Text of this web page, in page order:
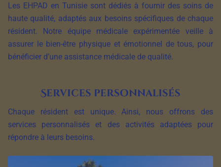
Les EHPAD en Tunisie sont dédiés à fournir des soins de
haute qualité, adaptés aux besoins spécifiques de chaque
résident. Notre équipe médicale expérimentée veille à
assurer le bien-être physique et émotionnel de tous, pour
bénéficier d’une assistance médicale de qualité.
Services personnalisés
Chaque résident est unique. Ainsi, nous offrons des
services personnalisés et des activités adaptées pour
répondre à leurs besoins.